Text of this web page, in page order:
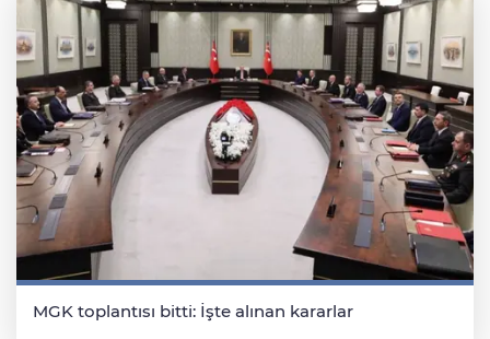
MGK toplantısı bitti: İşte alınan kararlar